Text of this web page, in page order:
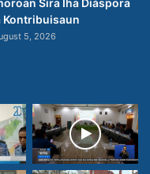
Sira Iha Diáspora
Kontribuisaun
5, 2026